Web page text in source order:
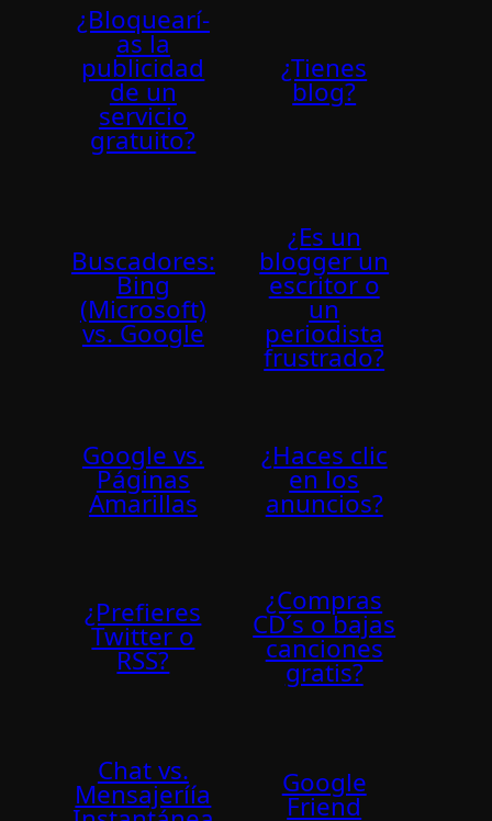
¿Bloquearí­
as la
publicidad
de un
servicio
gratuito?
¿Tienes
blog?
Buscadores:
Bing
(Microsoft)
vs. Google
¿Es un
blogger un
escritor o
un
periodista
frustrado?
Google vs.
Páginas
Amarillas
¿Haces clic
en los
anuncios?
¿Prefieres
Twitter o
RSS?
¿Compras
CD´s o bajas
canciones
gratis?
Chat vs.
Mensajeríía Google
Friend